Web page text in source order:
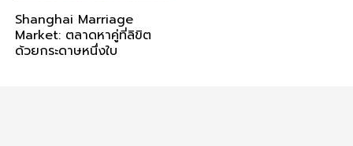
Shanghai Marriage
Market: ตลาดหาคู่ที่ลิขิต
ด้วยกระดาษหนึ่งใบ